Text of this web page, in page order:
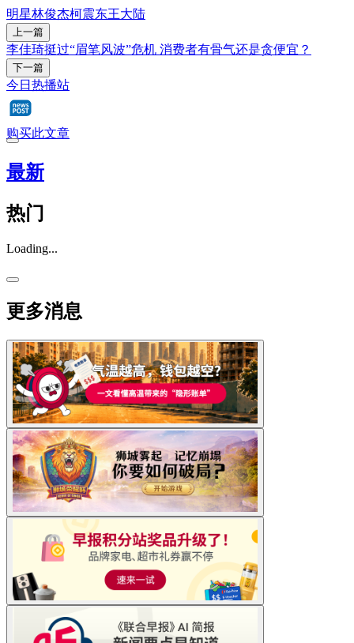
明星林俊杰柯震东王大陆
上一篇
李佳琦挺过“眉笔风波”危机 消费者有骨气还是贪便宜？
下一篇
今日热播站
购买此文章
最新
热门
Loading...
更多消息